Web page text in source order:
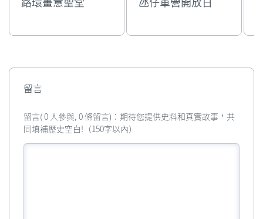
路環畫意聖堂 氹仔軍營開放日
留言
留言( 0 人參與, 0 條留言)：期待您提供史料和真實故事，共
同填補歷史空白!（150字以內）